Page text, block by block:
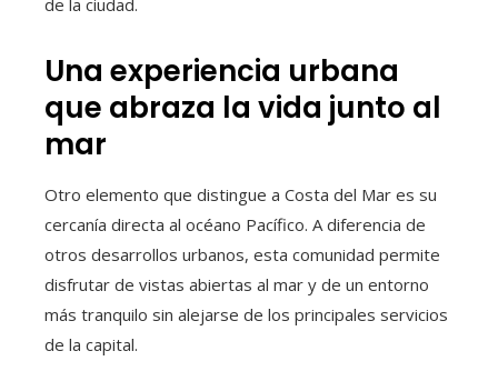
de la ciudad.
Una experiencia urbana
que abraza la vida junto al
mar
Otro elemento que distingue a Costa del Mar es su
cercanía directa al océano Pacífico. A diferencia de
otros desarrollos urbanos, esta comunidad permite
disfrutar de vistas abiertas al mar y de un entorno
más tranquilo sin alejarse de los principales servicios
de la capital.